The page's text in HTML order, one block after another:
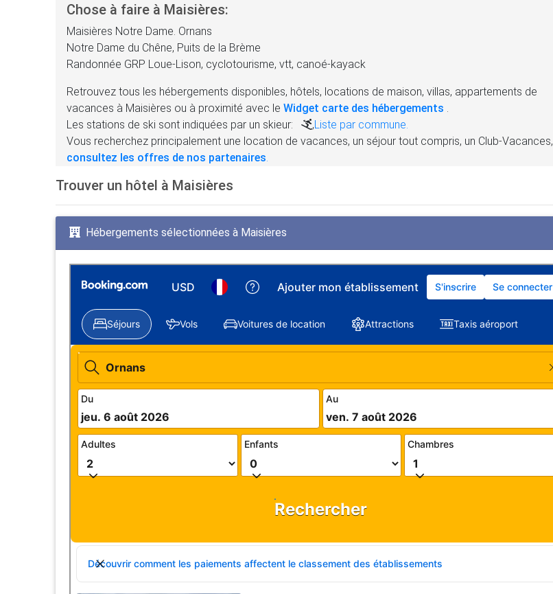
Chose à faire à Maisières:
Maisières Notre Dame. Ornans
Notre Dame du Chêne, Puits de la Brème
Randonnée GRP Loue-Lison, cyclotourisme, vtt, canoé-kayack
Retrouvez tous les hébergements disponibles, hôtels, locations de maison, villas, appartements de
vacances à Maisières ou à proximité avec le Widget carte des hébergements
Les stations de ski sont indiquées par un skieur:
,Liste par commune.
Vous recherchez principalement une location de vacances, un séjour tout compris, un Club-Vacances,
consultez les offres de nos partenaires
Trouver un hôtel à Maisières
Hébergements sélectionnées à Maisières